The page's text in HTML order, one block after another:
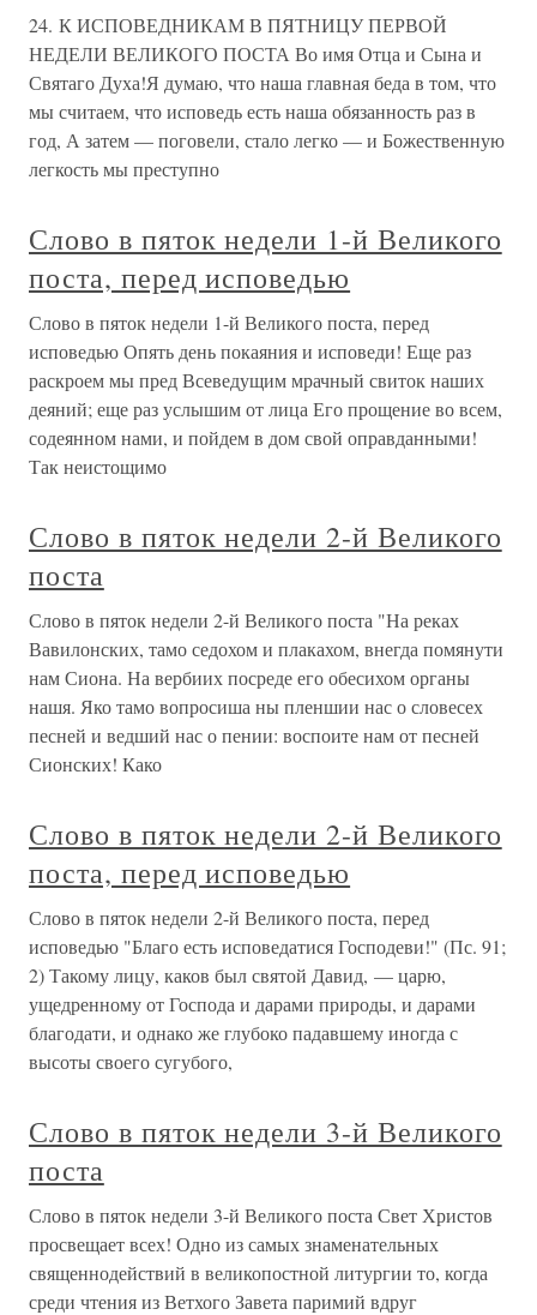
24. К ИСПОВЕДНИКАМ В ПЯТНИЦУ ПЕРВОЙ
НЕДЕЛИ ВЕЛИКОГО ПОСТА Во имя Отца и Сына и
Святаго Духа!Я думаю, что наша главная беда в том, что
мы считаем, что исповедь есть наша обязанность раз в
год, А затем — поговели, стало легко — и Божественную
легкость мы преступно
Слово в пяток недели 1-й Великого
поста, перед исповедью
Слово в пяток недели 1-й Великого поста, перед
исповедью Опять день покаяния и исповеди! Еще раз
раскроем мы пред Всеведущим мрачный свиток наших
деяний; еще раз услышим от лица Его прощение во всем,
содеянном нами, и пойдем в дом свой оправданными!
Так неистощимо
Слово в пяток недели 2-й Великого
поста
Слово в пяток недели 2-й Великого поста "На реках
Вавилонских, тамо седохом и плакахом, внегда помянути
нам Сиона. На вербиих посреде его обесихом органы
нашя. Яко тамо вопросиша ны пленшии нас о словесех
песней и ведший нас о пении: воспоите нам от песней
Сионских! Како
Слово в пяток недели 2-й Великого
поста, перед исповедью
Слово в пяток недели 2-й Великого поста, перед
исповедью "Благо есть исповедатися Господеви!" (Пс. 91;
2) Такому лицу, каков был святой Давид, — царю,
ущедренному от Господа и дарами природы, и дарами
благодати, и однако же глубоко падавшему иногда с
высоты своего сугубого,
Слово в пяток недели 3-й Великого
поста
Слово в пяток недели 3-й Великого поста Свет Христов
просвещает всех! Одно из самых знаменательных
священнодействий в великопостной литургии то, когда
среди чтения из Ветхого Завета паримий вдруг